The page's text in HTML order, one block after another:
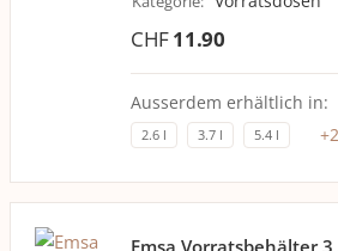
CHF11.90
Ausserdem erhältlich in:
2.6 l 3.7 l 5.4 l +2
Emsa Vorratsbehälter 3